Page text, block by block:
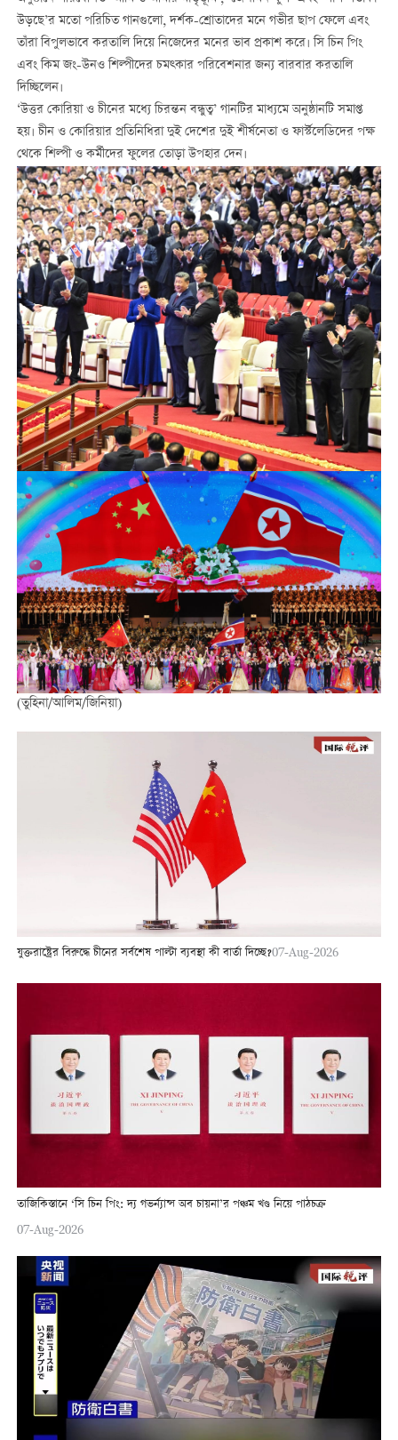
উড়ছে’র মতো পরিচিত গানগুলো, দর্শক-শ্রোতাদের মনে গভীর ছাপ ফেলে এবং
তাঁরা বিপুলভাবে করতালি দিয়ে নিজেদের মনের ভাব প্রকাশ করে। সি চিন পিং
এবং কিম জং-উনও শিল্পীদের চমত্কার পরিবেশনার জন্য বারবার করতালি
দিচ্ছিলেন।
‘উত্তর কোরিয়া ও চীনের মধ্যে চিরন্তন বন্ধুত্ব’ গানটির মাধ্যমে অনুষ্ঠানটি সমাপ্ত
হয়। চীন ও কোরিয়ার প্রতিনিধিরা দুই দেশের দুই শীর্ষনেতা ও ফার্স্টলেডিদের পক্ষ
থেকে শিল্পী ও কর্মীদের ফুলের তোড়া উপহার দেন।
(তুহিনা/আলিম/জিনিয়া)
যুক্তরাষ্ট্রের বিরুদ্ধে চীনের সর্বশেষ পাল্টা ব্যবস্থা কী বার্তা দিচ্ছে?07-Aug-2026
তাজিকিস্তানে ‘সি চিন পিং: দ্য গভর্ন্যান্স অব চায়না’র পঞ্চম খণ্ড নিয়ে পাঠচক্র
07-Aug-2026